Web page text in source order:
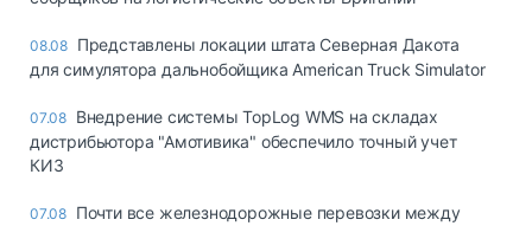
08.08 Представлены локации штата Северная Дакота
для симулятора дальнобойщика American Truck Simulator
07.08 Внедрение системы TopLog WMS на складах
дистрибьютора "Амотивика" обеспечило точный учет
КИЗ
07.08 Почти все железнодорожные перевозки между